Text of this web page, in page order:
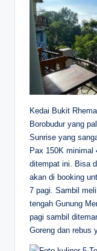
Kedai Bukit
Borobudur yang
Sunrise yang
Pax 150K minimal
ditempat ini. Bisa
akan di booking
7 pagi. Sambil
tengah Gunung
pagi sambil
Goreng dan rebus